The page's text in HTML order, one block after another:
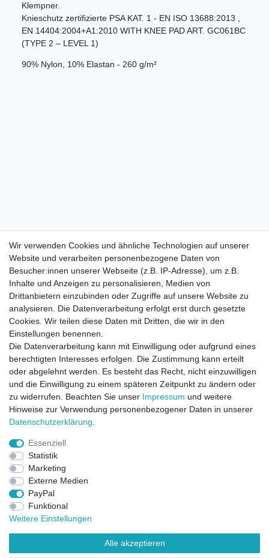
Klempner.
Knieschutz zertifizierte PSA KAT. 1 - EN ISO 13688:2013 ,
EN 14404:2004+A1:2010 WITH KNEE PAD ART. GC061BC
(TYPE 2 – LEVEL 1)
90% Nylon, 10% Elastan - 260 g/m²
Direktkontakt per Telefon unter 04331 / 4928-910
Wir verwenden Cookies und ähnliche Technologien auf unserer
Website und verarbeiten personenbezogene Daten von
Besucher:innen unserer Webseite (z.B. IP-Adresse), um z.B.
Inhalte und Anzeigen zu personalisieren, Medien von
Drittanbietern einzubinden oder Zugriffe auf unsere Website zu
analysieren. Die Datenverarbeitung erfolgt erst durch gesetzte
Cookies. Wir teilen diese Daten mit Dritten, die wir in den
Einstellungen benennen.
Die Datenverarbeitung kann mit Einwilligung oder aufgrund eines
berechtigten Interesses erfolgen. Die Zustimmung kann erteilt
oder abgelehnt werden. Es besteht das Recht, nicht einzuwilligen
und die Einwilligung zu einem späteren Zeitpunkt zu ändern oder
zu widerrufen. Beachten Sie unser Impressum und weitere
Hinweise zur Verwendung personenbezogener Daten in unserer
Daten­schutz­erklärung
Essenziell
Statistik
Marketing
Externe Medien
PayPal
Funktional
Weitere Einstellungen
Alle akzeptieren